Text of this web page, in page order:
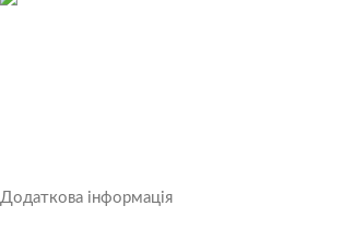
Додаткова інформація